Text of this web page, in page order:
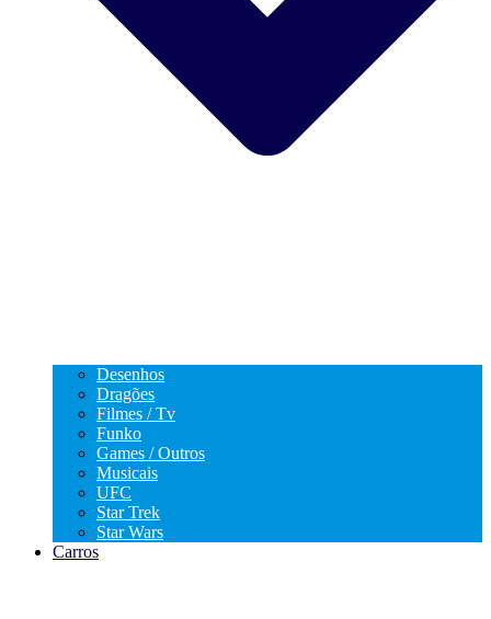
Desenhos
Dragões
Filmes / Tv
Funko
Games / Outros
Musicais
UFC
Star Trek
Star Wars
Carros